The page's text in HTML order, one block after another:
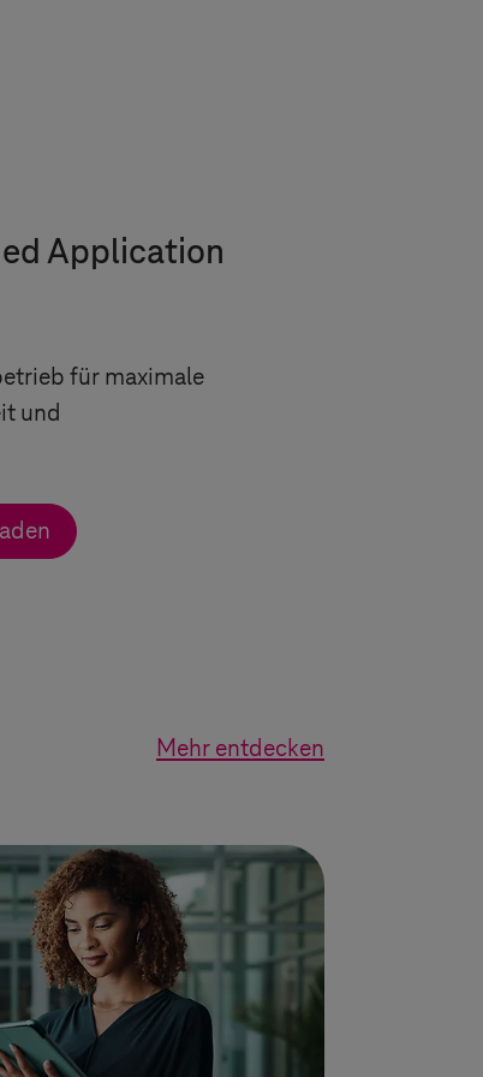
Application
für maximale
und
Mehr entdecken